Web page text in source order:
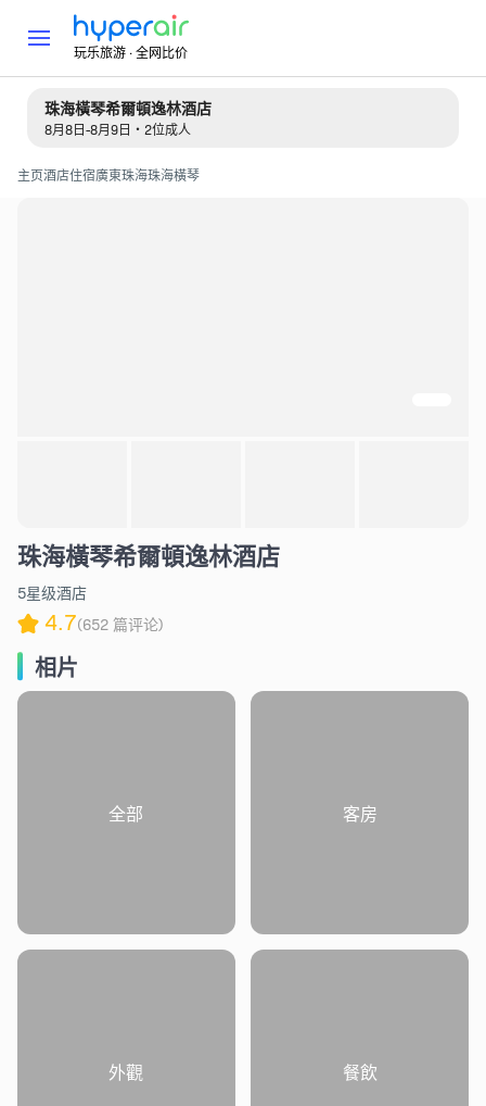
玩乐旅游 · 全网比价
珠海橫琴希爾頓逸林酒店
8月8日-8月9日・2位成人
主页酒店住宿廣東珠海珠海橫琴
珠海橫琴希爾頓逸林酒店
5星级酒店
4.7(652 篇评论)
相片
全部 客房
外觀 餐飲